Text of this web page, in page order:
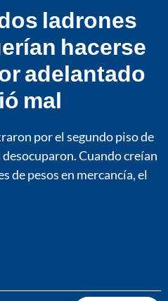
ladrones
hacerse
adelantado
mal
por el segundo piso de
Cuando creían
de pesos en mercancía, el